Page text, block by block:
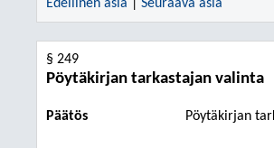
Edellinen asia Seuraava asia
§ 249
Pöytäkirjan tarkastajan valinta
Päätös Pöytäkirjan